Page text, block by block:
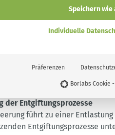
an einer langen
auch an einer Reihe von
während
während des
Im unteren Darmtrakt
führen. Durch die
der Entgiftungsprozesse
führt zu einer
Entgiftungsprozesse
Speichern wie
Individuelle
Präferenzen
Borlabs Cookie -